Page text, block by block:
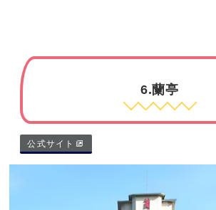
6.蘭亭
公式サイト